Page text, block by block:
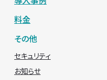
料金
その他
セキュリティ
お知らせ